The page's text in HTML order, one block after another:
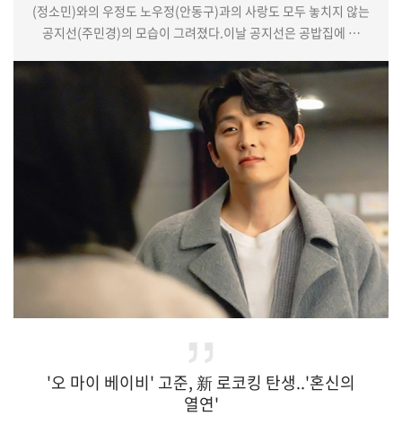
(정소민)와의 우정도 노우정(안동구)과의 사랑도 모두 놓치지 않는
공지선(주민경)의 모습이 그려졌다.이날 공지선은 공밥집에 온
어색하게 웃어 보였고, 조심스럽게 다가와 한우주의 행방을 묻는
공지희(박한솔)에게는 "우주는 왜 궁금해해? 나도 몰라"라며
차갑게 대했다. 앞서 공지희가 한우주와 이시준(신하균)의 사이에
반기를 들며 불만을 쏟아냈던 터. 한우주를 누구보다 아끼는
공지선의 입장에서는 아무리 동생…
'오 마이 베이비' 고준, 新 로코킹 탄생..'혼신의
열연'